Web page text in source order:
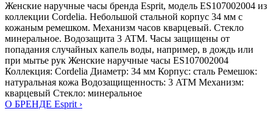
Женские наручные часы бренда Esprit, модель ES107002004 из
коллекции Cordelia. Небольшой стальной корпус 34 мм с
кожаным ремешком. Механизм часов кварцевый. Стекло
минеральное. Водозащита 3 ATM. Часы защищены от
попадания случайных капель воды, например, в дождь или
при мытье рук Женские наручные часы ES107002004
Коллекция: Cordelia Диаметр: 34 мм Корпус: сталь Ремешок:
натуральная кожа Водозащищенность: 3 ATM Механизм:
кварцевый Стекло: минеральное
О БРЕНДЕ Esprit ›